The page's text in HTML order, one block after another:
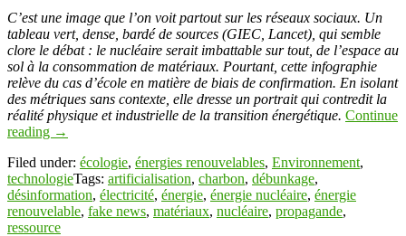
Link
Partager
C’est une image que l’on voit partout sur les réseaux sociaux. Un
tableau vert, dense, bardé de sources (GIEC, Lancet), qui semble
clore le débat : le nucléaire serait imbattable sur tout, de l’espace au
sol à la consommation de matériaux. Pourtant, cette infographie
relève du cas d’école en matière de biais de confirmation. En isolant
des métriques sans contexte, elle dresse un portrait qui contredit la
réalité physique et industrielle de la transition énergétique. Continue
reading →
Filed under: écologie, énergies renouvelables, Environnement,
technologieTags: artificialisation, charbon, débunkage,
désinformation, électricité, énergie, énergie nucléaire, énergie
renouvelable, fake news, matériaux, nucléaire, propagande,
ressource